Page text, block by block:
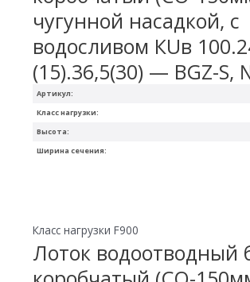
Артикул:
Ширина сечения:
Высота:
Класс нагрузки:
чугунной насадкой, с
водосливом КUв
(15).36,5(30) — BGZ-S,
Класс нагрузки F900
Лоток водоотводный